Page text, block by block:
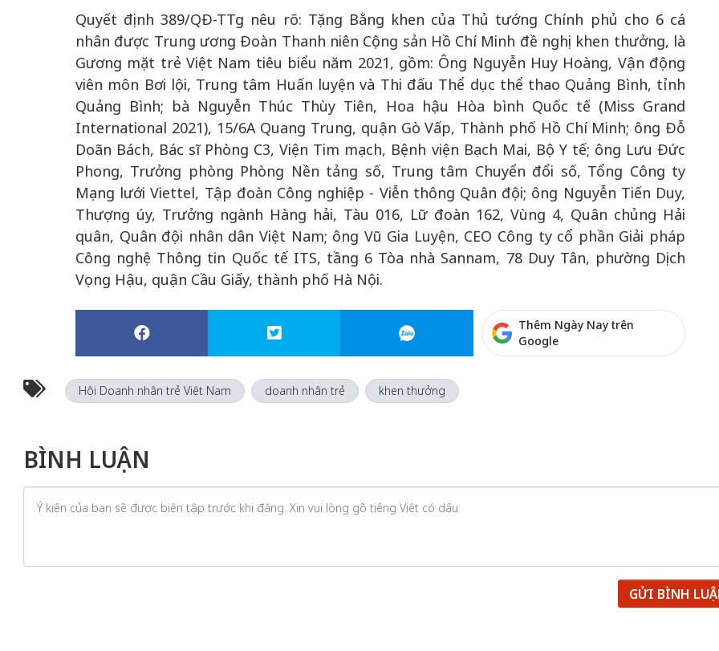
Quyết định 389/QĐ-TTg nêu rõ: Tặng Bằng khen của Thủ tướng Chính phủ cho 6 cá
nhân được Trung ương Đoàn Thanh niên Cộng sản Hồ Chí Minh đề nghị khen thưởng, là
Gương mặt trẻ Việt Nam tiêu biểu năm 2021, gồm: Ông Nguyễn Huy Hoàng, Vận động
viên môn Bơi lội, Trung tâm Huấn luyện và Thi đấu Thể dục thể thao Quảng Bình, tỉnh
Quảng Bình; bà Nguyễn Thúc Thùy Tiên, Hoa hậu Hòa bình Quốc tế (Miss Grand
International 2021), 15/6A Quang Trung, quận Gò Vấp, Thành phố Hồ Chí Minh; ông Đỗ
Doãn Bách, Bác sĩ Phòng C3, Viện Tim mạch, Bệnh viện Bạch Mai, Bộ Y tế; ông Lưu Đức
Phong, Trưởng phòng Phòng Nền tảng số, Trung tâm Chuyển đổi số, Tổng Công ty
Mạng lưới Viettel, Tập đoàn Công nghiệp - Viễn thông Quân đội; ông Nguyễn Tiến Duy,
Thượng úy, Trưởng ngành Hàng hải, Tàu 016, Lữ đoàn 162, Vùng 4, Quân chủng Hải
quân, Quân đội nhân dân Việt Nam; ông Vũ Gia Luyện, CEO Công ty cổ phần Giải pháp
Công nghệ Thông tin Quốc tế ITS, tầng 6 Tòa nhà Sannam, 78 Duy Tân, phường Dịch
Vọng Hậu, quận Cầu Giấy, thành phố Hà Nội.
Thêm Ngày Nay trên
Google
Hội Doanh nhân trẻ Việt Nam doanh nhân trẻ khen thưởng
BÌNH LUẬN
GỬI BÌNH